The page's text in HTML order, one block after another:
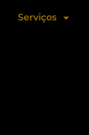
Serviços